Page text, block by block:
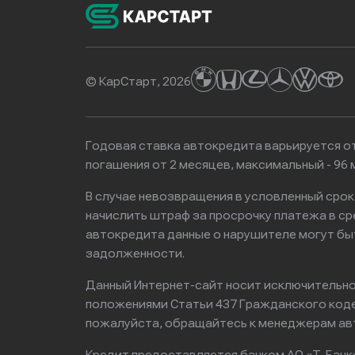
© КарСтарт, 2026
Годовая ставка автокредита варьируется
погашения от 2 месяцев, максимальный -
В случае невозвращения в условленный
начислить штраф за просрочку платежа в
автокредита данные о нарушителе могут
задолженности.
Данный Интернет-сайт носит
положениями Статьи 437 Гражданского
пожалуйста, обращайтесь к менеджерам